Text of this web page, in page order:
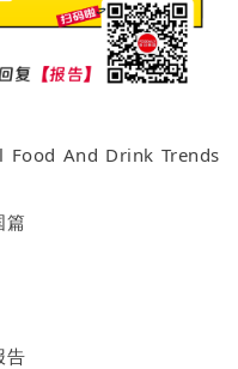
Food And Drink Trends
篇
告